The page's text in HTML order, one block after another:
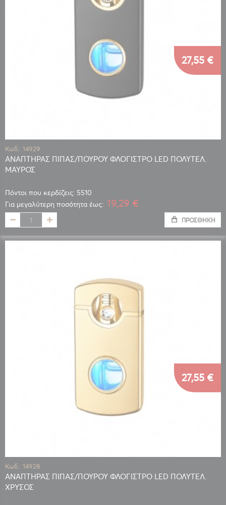
Κωδ.: 14929
ΑΝΑΠΤΗΡΑΣ ΠΙΠΑΣ/ΠΟΥΡΟΥ ΦΛΟΓΙΣΤΡΟ LED ΠΟΛΥΤΕΛ.
ΜΑΥΡΟΣ
Πόντοι που κερδίζεις: 5510
27,55 €
Για μεγαλύτερη ποσότητα έως: 19,29 €
ΠΡΟΣΘΉΚΗ
Κωδ.: 14928
ΑΝΑΠΤΗΡΑΣ ΠΙΠΑΣ/ΠΟΥΡΟΥ ΦΛΟΓΙΣΤΡΟ LED ΠΟΛΥΤΕΛ.
ΧΡΥΣΟΣ
27,55 €